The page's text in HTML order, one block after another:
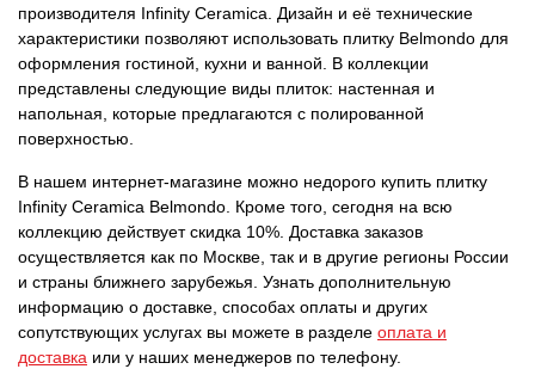
производителя Infinity Ceramica. Дизайн и её технические
характеристики позволяют использовать плитку Belmondo для
оформления гостиной, кухни и ванной. В коллекции
представлены следующие виды плиток: настенная и
напольная, которые предлагаются с полированной
поверхностью.
В нашем интернет-магазине можно недорого купить плитку
Infinity Ceramica Belmondo. Кроме того, сегодня на всю
коллекцию действует скидка 10%. Доставка заказов
осуществляется как по Москве, так и в другие регионы России
и страны ближнего зарубежья. Узнать дополнительную
информацию о доставке, способах оплаты и других
сопутствующих услугах вы можете в разделе оплата и
доставка или у наших менеджеров по телефону.